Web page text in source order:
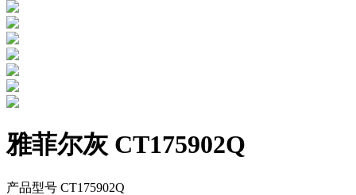
雅菲尔灰 CT175902Q
产品型号 CT175902Q